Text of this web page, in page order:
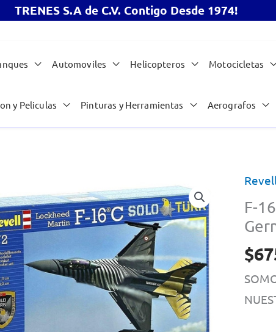
TRENES S.A de C.V. Contigo Desde 1974!
Automoviles Helicopteros Motocicletas
y Peliculas Pinturas y Herramientas Aerografos
F-
$